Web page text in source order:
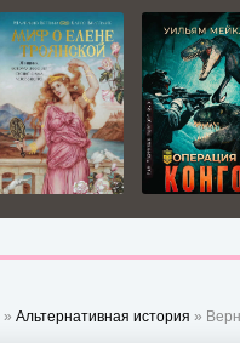
» Альтернативная история »